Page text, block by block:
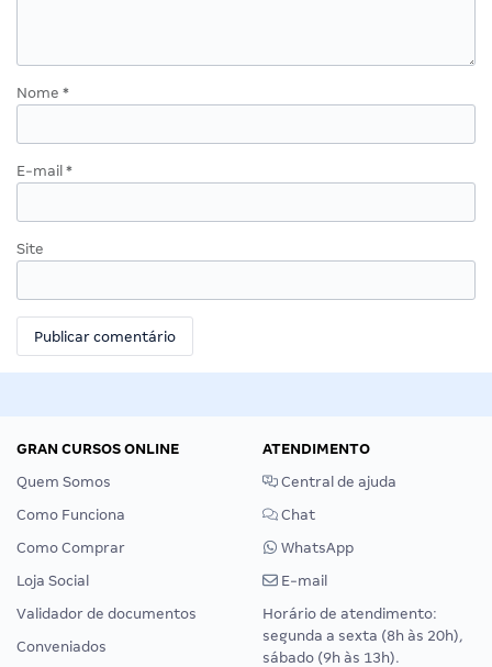
Nome *
E-mail *
Site
GRAN CURSOS ONLINE
Quem Somos
Como Funciona
Como Comprar
Loja Social
Validador de documentos
Conveniados
ATENDIMENTO
Central de ajuda
Chat
WhatsApp
E-mail
Horário de atendimento:
segunda a sexta (8h às 20h),
sábado (9h às 13h).